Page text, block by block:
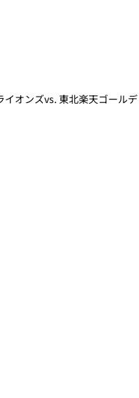
オンズvs. 東北楽天ゴール